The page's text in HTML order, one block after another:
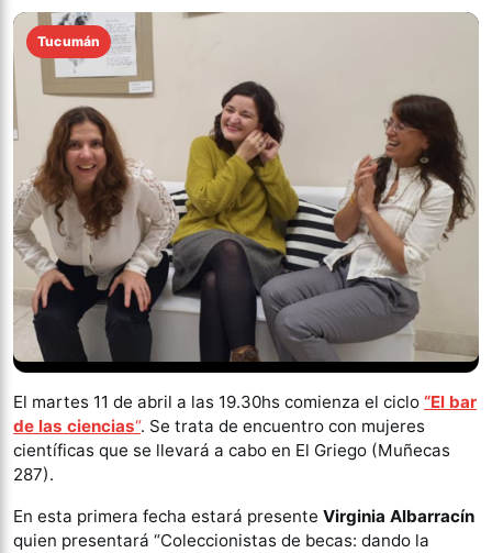
Tucumán
El martes 11 de abril a las 19.30hs comienza el ciclo “El bar
de las ciencias“. Se trata de encuentro con mujeres
científicas que se llevará a cabo en El Griego (Muñecas
287).
En esta primera fecha estará presente Virginia Albarracín
quien presentará “Coleccionistas de becas: dando la